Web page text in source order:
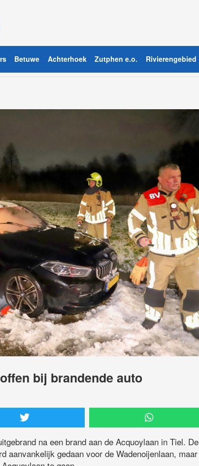
Betuwe Achterhoek Zutphen e.o. Rivierengebied
bij brandende auto
na een brand aan de Acquoylaan in Tiel. De
aanvankelijk gedaan voor de Wadenoijenlaan, maar